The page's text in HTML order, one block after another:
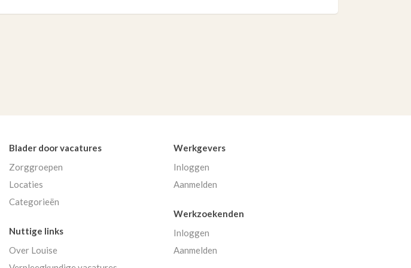
Blader door vacatures
Zorggroepen
Locaties
Categorieën
Werkgevers
Inloggen
Aanmelden
Werkzoekenden
Inloggen
Aanmelden
Nuttige links
Over Louise